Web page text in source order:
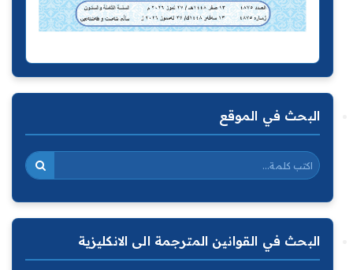
البحث في الموقع
البحث في القوانين المترجمة الى الانكليزية